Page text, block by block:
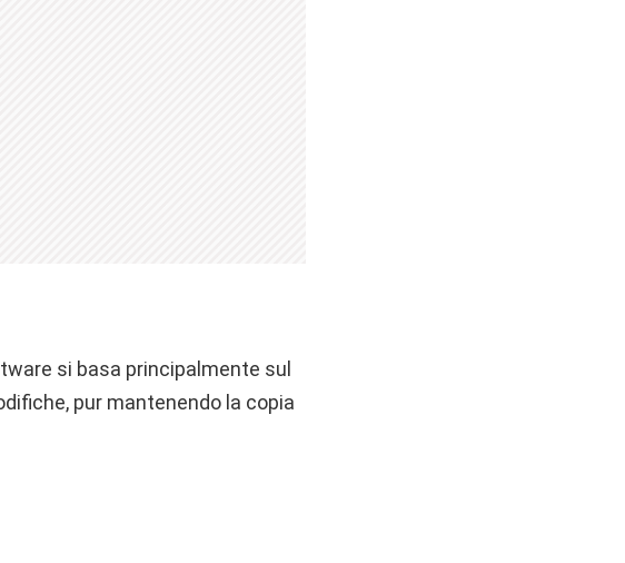
si basa principalmente sul
pur mantenendo la copia